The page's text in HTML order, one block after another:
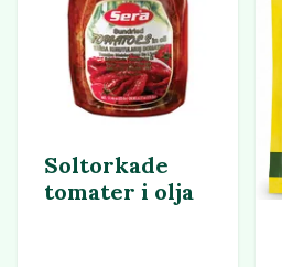
Soltorkade
tomater i olja